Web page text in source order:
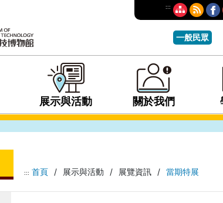
:::
一般民眾
展示與活動 關於我們
::: 首頁 / 展示與活動 / 展覽資訊 / 當期特展